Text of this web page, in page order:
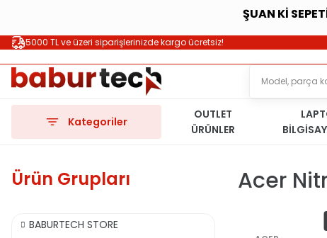
ŞUAN Kİ
5000 TL ve üzeri siparişlerinizde kargo ücretsiz!
Kategoriler
OUTLET
ÜRÜNLER
Ürün Grupları
BABURTECH STORE
Acer